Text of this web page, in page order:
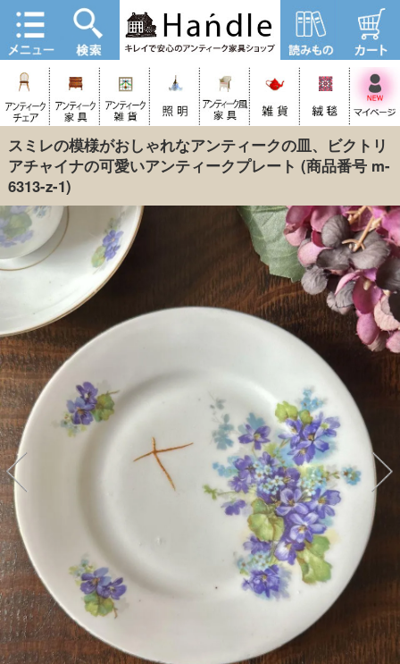
スミレの模様がおしゃれなアンティークの皿、ビクトリ
アチャイナの可愛いアンティークプレート (商品番号 m-
6313-z-1)